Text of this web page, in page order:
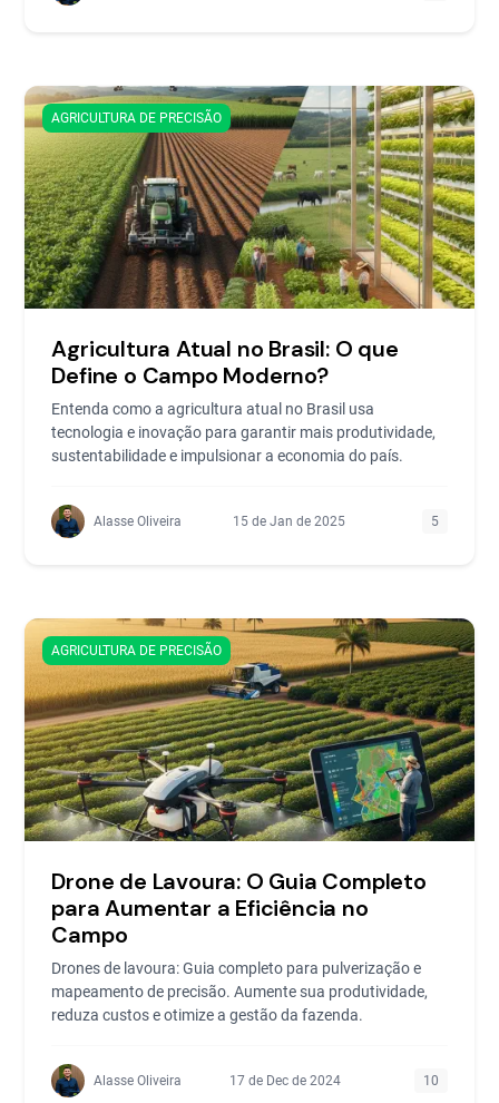
AGRICULTURA DE PRECISÃO
Agricultura Atual no Brasil: O que
Define o Campo Moderno?
Entenda como a agricultura atual no Brasil usa
tecnologia e inovação para garantir mais produtividade,
sustentabilidade e impulsionar a economia do país.
Alasse Oliveira 15 de Jan de 2025 5
AGRICULTURA DE PRECISÃO
Drone de Lavoura: O Guia Completo
para Aumentar a Eficiência no
Campo
Drones de lavoura: Guia completo para pulverização e
mapeamento de precisão. Aumente sua produtividade,
reduza custos e otimize a gestão da fazenda.
Alasse Oliveira 17 de Dec de 2024 10